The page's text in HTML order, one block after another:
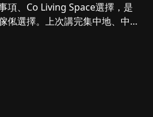
項、Co Living Space選擇，是
俬選擇。上次講完集中地、中高